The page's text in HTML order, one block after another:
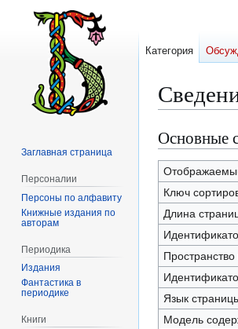
Перейти
к
навигации
Перейти
к
поиску
Основные
Ключ
Длина
Язык
Модель
Категория
Заглавная страница
Персоналии
Персоны по алфавиту
Книжные издания по
авторам
Периодика
Издания
Фантастика в
периодике
Книги